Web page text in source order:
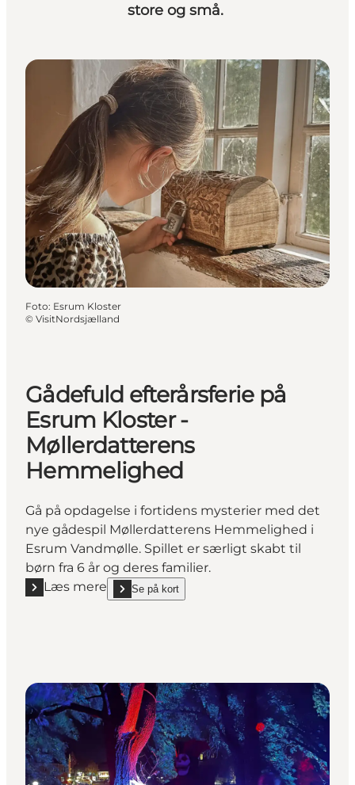
store og små.
Foto: Esrum Kloster
© VisitNordsjælland
Gådefuld efterårsferie på
Esrum Kloster -
Møllerdatterens
Hemmelighed
Gå på opdagelse i fortidens mysterier med det
nye gådespil Møllerdatterens Hemmelighed i
Esrum Vandmølle. Spillet er særligt skabt til
børn fra 6 år og deres familier.
Læs mere
Læs mere "Gådefuld efterårsferie på Esrum
Se på kort
show Gådefuld efterårsferie på Esrum Kloster -